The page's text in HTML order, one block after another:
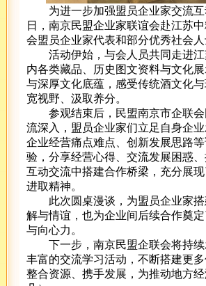
为进一步加强盟员企业家交流互
日，南京民盟企业家联谊会赴江苏
会盟员企业家代表和部分优秀社会人
活动伊始，与会人员共同走进江
内各类藏品、历史图文资料与文化
与深厚文化底蕴，感受传统酒文化
宽视野、汲取养分。
参观结束后，民盟南京市企联会
流深入，盟员企业家们立足自身企
企业经营痛点难点、创新发展思路
验，分享经营心得、交流发展困惑
互动交流中搭建合作桥梁，充分展
进取精神。
此次圆桌漫谈，为盟员企业家搭
解与情谊，也为企业间后续合作奠
与向心力。
下一步，南京民盟企联会将持续
丰富的交流学习活动，不断搭建更
整合资源、携手发展，为推动地方